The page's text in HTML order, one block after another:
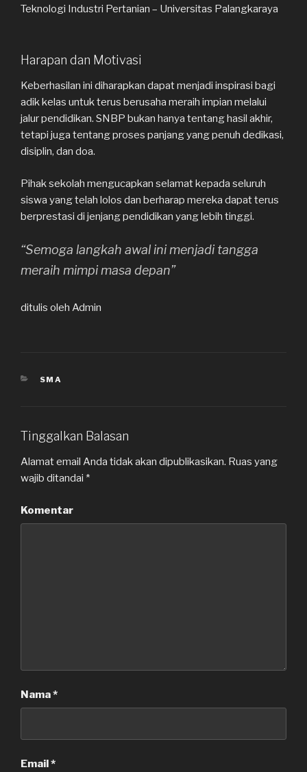
Teknologi Industri Pertanian – Universitas Palangkaraya
Harapan dan Motivasi
Keberhasilan ini diharapkan dapat menjadi inspirasi bagi
adik kelas untuk terus berusaha meraih impian melalui
jalur pendidikan. SNBP bukan hanya tentang hasil akhir,
tetapi juga tentang proses panjang yang penuh dedikasi,
disiplin, dan doa.
Pihak sekolah mengucapkan selamat kepada seluruh
siswa yang telah lolos dan berharap mereka dapat terus
berprestasi di jenjang pendidikan yang lebih tinggi.
“Semoga langkah awal ini menjadi tangga
meraih mimpi masa depan”
ditulis oleh Admin
KATEGORI
SMA
Tinggalkan Balasan
Alamat email Anda tidak akan dipublikasikan. Ruas yang
wajib ditandai *
Komentar
Nama*
Email*